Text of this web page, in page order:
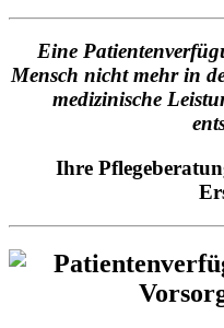
Eine
Mensch nicht mehr in
medizinische
Ihre